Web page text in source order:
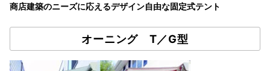
商店建築のニーズに応えるデザイン自由な固定式テント
オーニング T／G型